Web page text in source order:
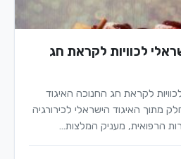
לכוויות לקראת חג
לקראת חג החנוכה האיגוד
מתוך האיגוד הישראלי לכירורגיה
הרפואית, מעניק המלצות…